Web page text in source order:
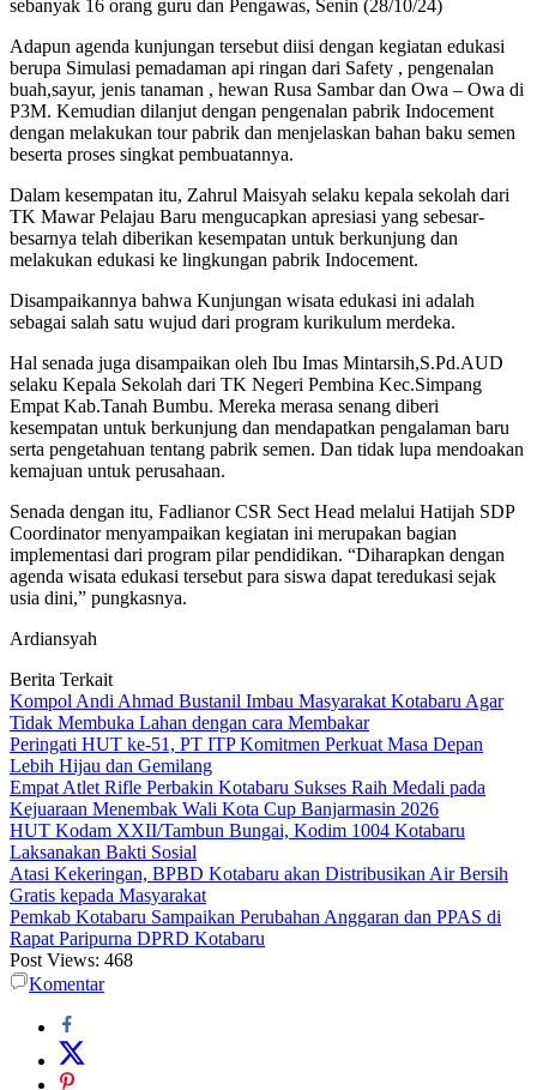
sebanyak 16 orang guru dan Pengawas, Senin (28/10/24)
Adapun agenda kunjungan tersebut diisi dengan kegiatan edukasi
berupa Simulasi pemadaman api ringan dari Safety , pengenalan
buah,sayur, jenis tanaman , hewan Rusa Sambar dan Owa – Owa di
P3M. Kemudian dilanjut dengan pengenalan pabrik Indocement
dengan melakukan tour pabrik dan menjelaskan bahan baku semen
beserta proses singkat pembuatannya.
Dalam kesempatan itu, Zahrul Maisyah selaku kepala sekolah dari
TK Mawar Pelajau Baru mengucapkan apresiasi yang sebesar-
besarnya telah diberikan kesempatan untuk berkunjung dan
melakukan edukasi ke lingkungan pabrik Indocement.
Disampaikannya bahwa Kunjungan wisata edukasi ini adalah
sebagai salah satu wujud dari program kurikulum merdeka.
Hal senada juga disampaikan oleh Ibu Imas Mintarsih,S.Pd.AUD
selaku Kepala Sekolah dari TK Negeri Pembina Kec.Simpang
Empat Kab.Tanah Bumbu. Mereka merasa senang diberi
kesempatan untuk berkunjung dan mendapatkan pengalaman baru
serta pengetahuan tentang pabrik semen. Dan tidak lupa mendoakan
kemajuan untuk perusahaan.
Senada dengan itu, Fadlianor CSR Sect Head melalui Hatijah SDP
Coordinator menyampaikan kegiatan ini merupakan bagian
implementasi dari program pilar pendidikan. “Diharapkan dengan
agenda wisata edukasi tersebut para siswa dapat teredukasi sejak
usia dini,” pungkasnya.
Ardiansyah
Berita Terkait
Kompol Andi Ahmad Bustanil Imbau Masyarakat Kotabaru Agar
Tidak Membuka Lahan dengan cara Membakar
Peringati HUT ke-51, PT ITP Komitmen Perkuat Masa Depan
Lebih Hijau dan Gemilang
Empat Atlet Rifle Perbakin Kotabaru Sukses Raih Medali pada
Kejuaraan Menembak Wali Kota Cup Banjarmasin 2026
HUT Kodam XXII/Tambun Bungai, Kodim 1004 Kotabaru
Laksanakan Bakti Sosial
Atasi Kekeringan, BPBD Kotabaru akan Distribusikan Air Bersih
Gratis kepada Masyarakat
Pemkab Kotabaru Sampaikan Perubahan Anggaran dan PPAS di
Rapat Paripurna DPRD Kotabaru
Post Views: 468
Komentar